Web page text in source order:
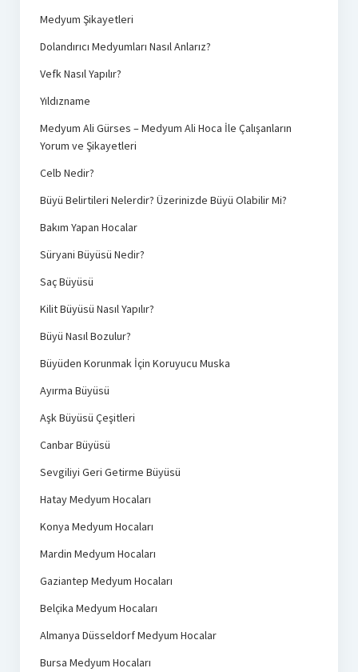
Medyum Şikayetleri
Dolandırıcı Medyumları Nasıl Anlarız?
Vefk Nasıl Yapılır?
Yıldızname
Medyum Ali Gürses – Medyum Ali Hoca İle Çalışanların
Yorum ve Şikayetleri
Celb Nedir?
Büyü Belirtileri Nelerdir? Üzerinizde Büyü Olabilir Mi?
Bakım Yapan Hocalar
Süryani Büyüsü Nedir?
Saç Büyüsü
Kilit Büyüsü Nasıl Yapılır?
Büyü Nasıl Bozulur?
Büyüden Korunmak İçin Koruyucu Muska
Ayırma Büyüsü
Aşk Büyüsü Çeşitleri
Canbar Büyüsü
Sevgiliyi Geri Getirme Büyüsü
Hatay Medyum Hocaları
Konya Medyum Hocaları
Mardin Medyum Hocaları
Gaziantep Medyum Hocaları
Belçika Medyum Hocaları
Almanya Düsseldorf Medyum Hocalar
Bursa Medyum Hocaları